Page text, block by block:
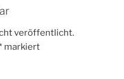
veröffentlicht.
markiert